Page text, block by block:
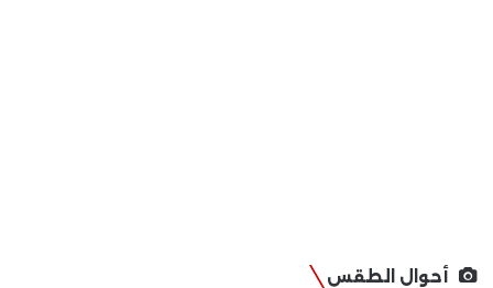
أحوال الطقس